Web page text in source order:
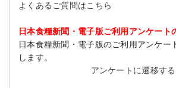
よくあるご質問はこちら
日本食糧新聞・電子版ご利用アンケート
日本食糧新聞・電子版のご利用アンケー
します。
アンケートに遷移する